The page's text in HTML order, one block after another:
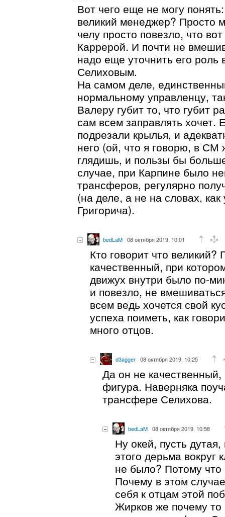
Вот чего еще не могу
великий менеджер? Просто
челу просто повезло, что
Каррерой. И почти не
надо еще уточнить его роль
Селиховым.
На самом деле,
нормальному управленцу,
Валеру губит то, что губит
сам всем заправлять хочет.
подрезали крылья, и
него (ой, что я говорю, в
глядишь, и пользы бы
случае, при Карпине было
трансферов, регулярно
(на деле, а не на словах,
Григорича).
bedLaM 08 октября 2019, 10:01
Кто говорит что великий?
качественный, при
движух внутри было по-
и повезло, не
всем ведь хочется свой
успеха поиметь, как
много отцов.
d3agger 08 октября 2019, 10:25
Да он не качественный,
фигура. Наверняка
трансфере Селихова.
bedLaM 08 октября 2019, 10:58
Ну окей, пусть
этого дерьма вокруг
не было? Потому
Почему в этом
себя к отцам этой
Жирков же почему